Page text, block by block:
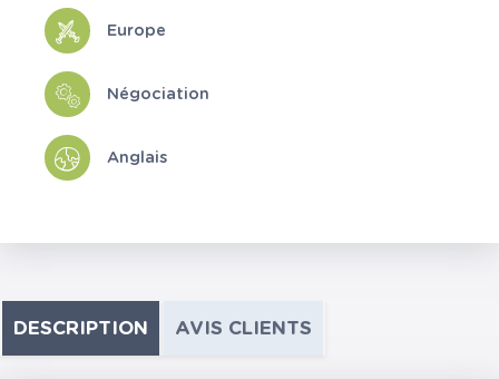
Europe
Négociation
Anglais
DESCRIPTION AVIS CLIENTS